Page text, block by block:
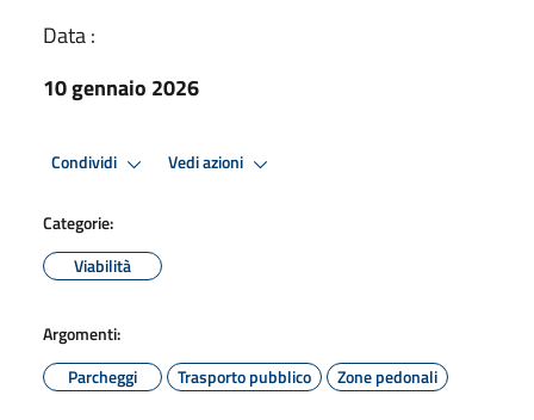
Data :
10 gennaio 2026
Condividi Vedi azioni
Categorie:
Viabilità
Argomenti:
Parcheggi
Trasporto pubblico Zone pedonali